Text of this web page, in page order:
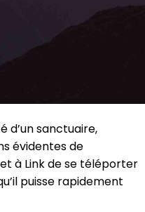
d’un sanctuaire,
évidentes de
à Link de se téléporter
puisse rapidement